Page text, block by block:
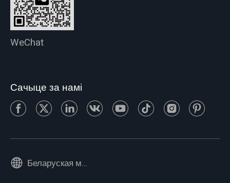
WeChat
Сачыце за намі
Беларуская мова